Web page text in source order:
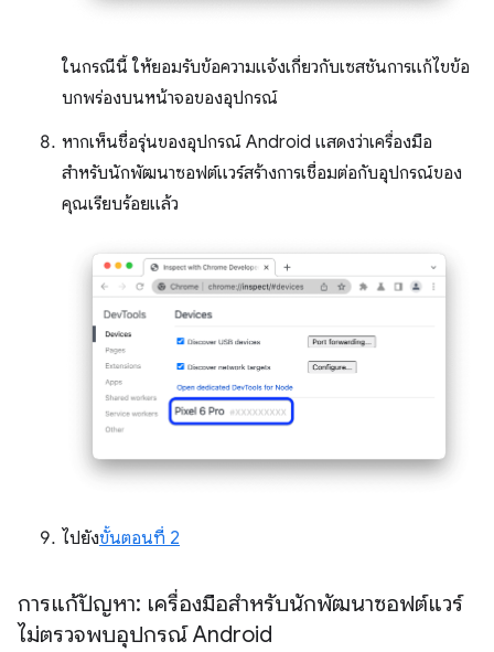
ในกรณีนี้ ให้ยอมรับข้อความแจ้งเกี่ยวกับเซสชันการแก้ไขข้อ
บกพร่องบนหน้าจอของอุปกรณ์
หากเห็นชื่อรุ่นของอุปกรณ์ Android แสดงว่าเครื่องมือ
สำหรับนักพัฒนาซอฟต์แวร์สร้างการเชื่อมต่อกับอุปกรณ์ของ
คุณเรียบร้อยแล้ว
ไปยังขั้นตอนที่ 2
การแก้ปัญหา: เครื่องมือสำหรับนักพัฒนาซอฟต์แวร์
ไม่ตรวจพบอุปกรณ์ Android